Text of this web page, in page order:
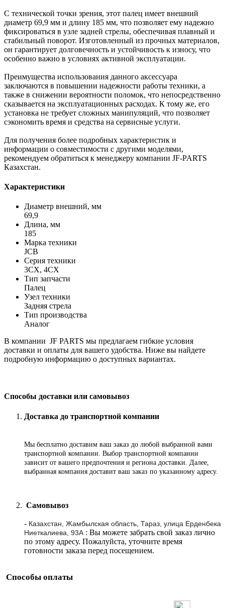
С технической точки зрения, этот палец имеет внешний
диаметр 69,9 мм и длину 185 мм, что позволяет ему надежно
фиксироваться в узле задней стрелы, обеспечивая плавный и
стабильный поворот. Изготовленный из прочных материалов,
он гарантирует долговечность и устойчивость к износу, что
особенно важно в условиях активной эксплуатации.
Преимущества использования данного аксессуара
заключаются в повышении надежности работы техники, а
также в снижении вероятности поломок, что непосредственно
сказывается на эксплуатационных расходах. К тому же, его
установка не требует сложных манипуляций, что позволяет
сэкономить время и средства на сервисные услуги.
Для получения более подробных характеристик и
информации о совместимости с другими моделями,
рекомендуем обратиться к менеджеру компании JF-PARTS
Казахстан.
Характеристики
Диаметр внешний, мм
69,9
Длина, мм
185
Марка техники
JCB
Серия техники
3CX, 4CX
Тип запчасти
Палец
Узел техники
Задняя стрела
Тип производства
Аналог
В компании JF PARTS мы предлагаем гибкие условия
доставки и оплаты для вашего удобства. Ниже вы найдете
подробную информацию о доступных вариантах.
Способы доставки или самовывоз
Доставка до транспортной компании
Мы бесплатно доставим ваш заказ до любой выбранной вами
транспортной компании. Выбор транспортной компании
зависит от вашего предпочтения и региона доставки. Далее,
выбранная компания доставит ваш заказ по указанному адресу.
Самовывоз
- Казахстан, Жамбылская область, Тараз, улица Ерденбека
Ниеткалиева, 93А : Вы можете забрать свой заказ лично
по этому адресу. Пожалуйста, уточните время
готовности заказа перед посещением.
Способы оплаты